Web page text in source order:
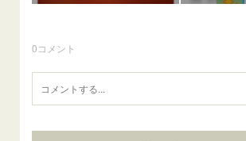
0コメント